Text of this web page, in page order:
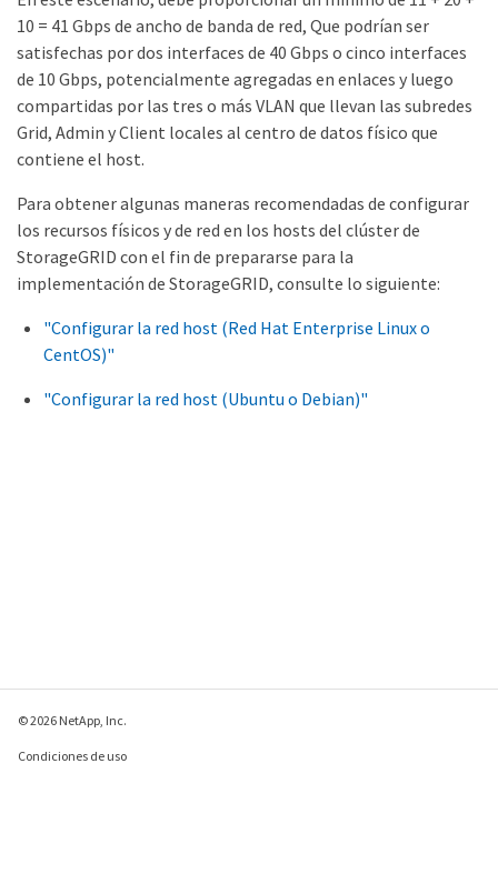
10 = 41 Gbps de ancho de banda de red, Que podrían ser
satisfechas por dos interfaces de 40 Gbps o cinco interfaces
de 10 Gbps, potencialmente agregadas en enlaces y luego
compartidas por las tres o más VLAN que llevan las subredes
Grid, Admin y Client locales al centro de datos físico que
contiene el host.
Para obtener algunas maneras recomendadas de configurar
los recursos físicos y de red en los hosts del clúster de
StorageGRID con el fin de prepararse para la
implementación de StorageGRID, consulte lo siguiente:
"Configurar la red host (Red Hat Enterprise Linux o
CentOS)"
"Configurar la red host (Ubuntu o Debian)"
© 2026 NetApp, Inc.
Condiciones de uso